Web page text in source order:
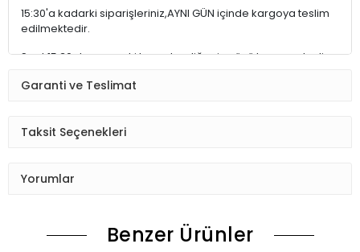
15:30'a kadarki siparişleriniz,AYNI GÜN içinde kargoya teslim
edilmektedir.
Saat 15:30 dan sonraki kargolar,diğer iş günü kargoya teslim
Lütfen sipariş verdikten sonraSiparişiniz kontrol ediniz.
Telefon adres email gibi yanlışlık varsa ise Bize (Whatshapp)
numaramızdan ulaşıpdüzenlenmesini isteyiniz.
Ürün stok kalmaması gibi durumlarda Müşteri Temsilcimiz
Garanti ve Teslimat
Taksit Seçenekleri
Yorumlar
Benzer Ürünler